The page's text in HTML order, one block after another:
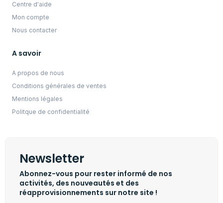
Centre d'aide
Mon compte
Nous contacter
A savoir
A propos de nous
Conditions générales de ventes
Mentions légales
Politque de confidentialité
Newsletter
Abonnez-vous pour rester informé de nos
activités, des nouveautés et des
réapprovisionnements sur notre site !